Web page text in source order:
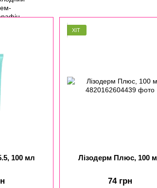
100 мл
ХІТ
Лізодерм Плюс, 100
74 грн